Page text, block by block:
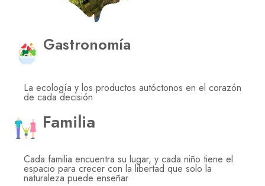
Gastronomía
La ecología y los productos autóctonos en el corazón
de cada decisión
Familia
Cada familia encuentra su lugar, y cada niño tiene el
espacio para crecer con la libertad que solo la
naturaleza puede enseñar